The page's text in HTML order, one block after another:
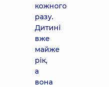
кожного
разу.
Дитині
вже
майже
рік,
а
вона